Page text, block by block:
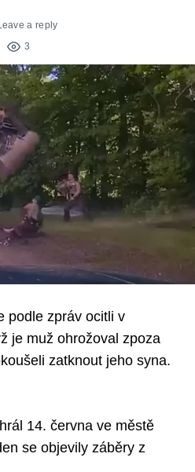
a reply
3
podle zpráv ocitli v
je muž ohrožoval zpoza
zatknout jeho syna.
14. června ve městě
se objevily záběry z